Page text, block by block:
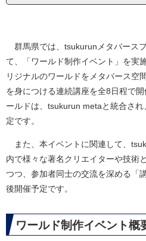
群馬県では、tsukurunメタバース
て、「ワールド制作イベント」を実
リジナルのワールドをメタバース空
を身につける連続講座を全8日程で
ールドは、tsukurun metaと統合さ
定です。
また、本イベントに関連して、
内で様々な著名クリエイターや技術
つつ、参加者同士の交流を深める「
後開催予定です。
ワールド制作イベント概